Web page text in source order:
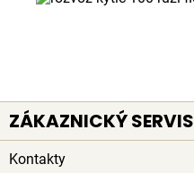
ZÁKAZNICKÝ SERVIS
Kontakty